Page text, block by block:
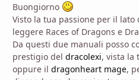
Buongiorno
Visto la tua passione per il
leggere Races of Dragons e
Da questi due manuali posso
prestigio del dracolexi, vista la
oppure il dragonheart mage,